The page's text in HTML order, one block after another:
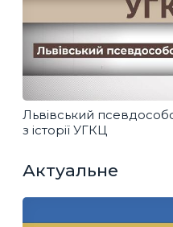
Львівський
з історії УГКЦ
Актуальне